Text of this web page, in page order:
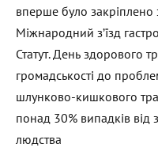
вперше було
Міжнародний з’їзд
Статут. День здорового
громадськості до
шлунково-кишкового
понад 30% випадків від
людства